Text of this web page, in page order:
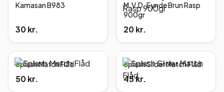
Kamasan B983
30 kr.
M.V.D. Eynde Brun Rasp
900gr
20 kr.
Splash Match Flåd
50 kr.
Splash Slider Match Flåd
45 kr.